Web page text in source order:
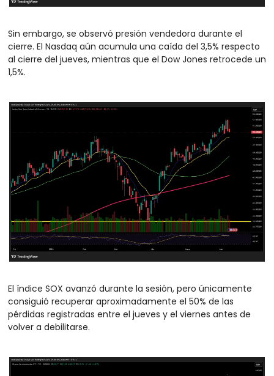
Sin embargo, se observó presión vendedora durante el
cierre. El Nasdaq aún acumula una caída del 3,5% respecto
al cierre del jueves, mientras que el Dow Jones retrocede un
1,5%.
El índice SOX avanzó durante la sesión, pero únicamente
consiguió recuperar aproximadamente el 50% de las
pérdidas registradas entre el jueves y el viernes antes de
volver a debilitarse.